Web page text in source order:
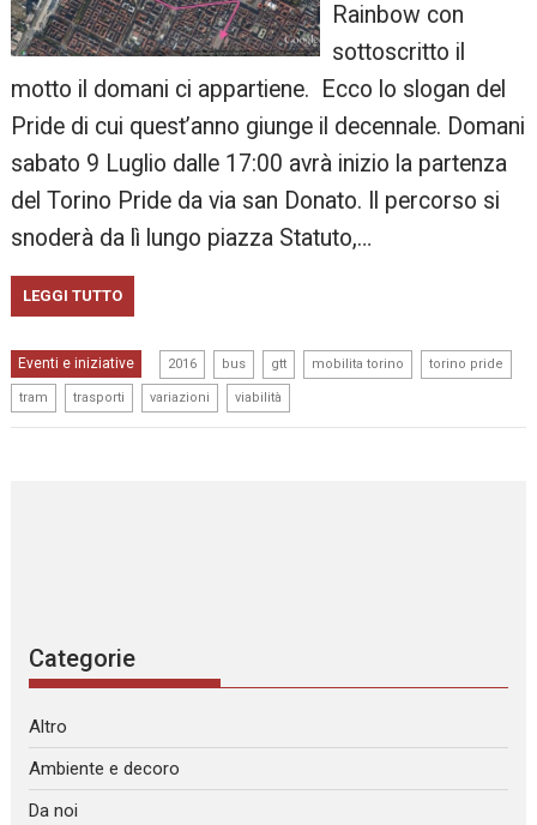
Rainbow con
sottoscritto il
motto il domani ci appartiene. Ecco lo slogan del
Pride di cui quest’anno giunge il decennale. Domani
sabato 9 Luglio dalle 17:00 avrà inizio la partenza
del Torino Pride da via san Donato. Il percorso si
snoderà da lì lungo piazza Statuto,…
LEGGI TUTTO
Eventi e iniziative 2016 bus gtt mobilita torino torino pride
tram trasporti variazioni viabilità
Categorie
Altro
Ambiente e decoro
Da noi